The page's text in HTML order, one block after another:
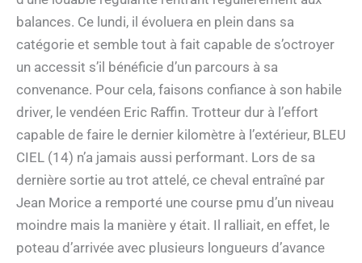
balances. Ce lundi, il évoluera en plein dans sa
catégorie et semble tout à fait capable de s’octroyer
un accessit s’il bénéficie d’un parcours à sa
convenance. Pour cela, faisons confiance à son habile
driver, le vendéen Eric Raffin. Trotteur dur à l’effort
capable de faire le dernier kilomètre à l’extérieur, BLEU
CIEL (14) n’a jamais aussi performant. Lors de sa
dernière sortie au trot attelé, ce cheval entraîné par
Jean Morice a remporté une course pmu d’un niveau
moindre mais la manière y était. Il ralliait, en effet, le
poteau d’arrivée avec plusieurs longueurs d’avance